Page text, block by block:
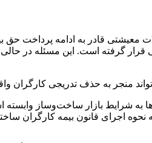
معیشتی قادر به ادامه پرداخت حق
قرار گرفته است. این مسئله در
منجر به حذف تدریجی کارگران
به شرایط بازار ساخت‌وساز
اجرای قانون بیمه کارگران